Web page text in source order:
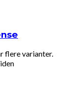
flere varianter.